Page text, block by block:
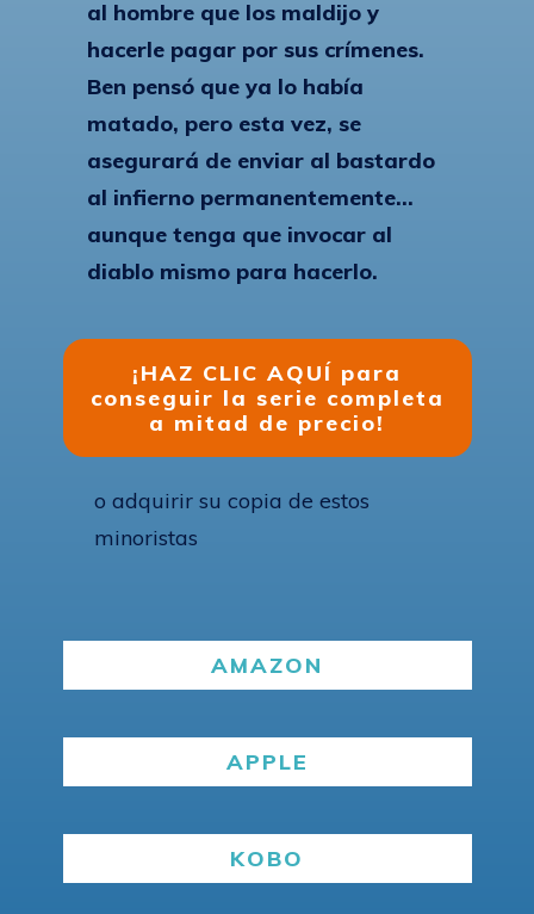
al hombre que los maldijo y
hacerle pagar por sus crímenes.
Ben pensó que ya lo había
matado, pero esta vez, se
asegurará de enviar al bastardo
al infierno permanentemente...
aunque tenga que invocar al
diablo mismo para hacerlo.
¡HAZ CLIC AQUÍ para
conseguir la serie completa
a mitad de precio!
o adquirir su copia de estos
minoristas
AMAZON
APPLE
KOBO